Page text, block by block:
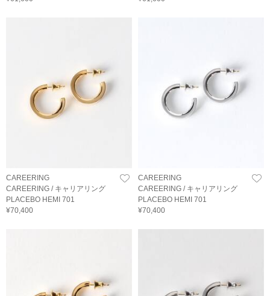
CAREERING
CAREERING / キャリアリング
PLACEBO HEMI 701
¥70,400
CAREERING
CAREERING / キャリアリング
PLACEBO HEMI 701
¥70,400